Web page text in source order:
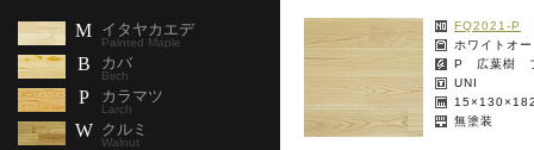
FQ2021-P
ホワイトオ
P 広葉樹
UNI
無塗装
M イタヤカエデ
Painted Maple
B カバ
Birch
P カラマツ
Larch
W クルミ
Walnut